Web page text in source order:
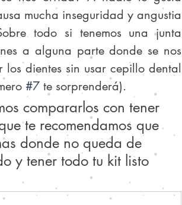
mucha inseguridad y angustia
todo si tenemos una junta
a alguna parte donde se nos
dientes sin usar cepillo dental
#7 te sorprenderá).
compararlos con tener
te recomendamos que
donde no queda de
y tener todo tu kit listo